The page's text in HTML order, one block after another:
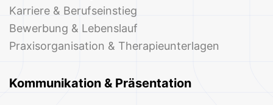
Karriere & Berufseinstieg
Bewerbung & Lebenslauf
Praxisorganisation & Therapieunterlagen
Kommunikation & Präsentation